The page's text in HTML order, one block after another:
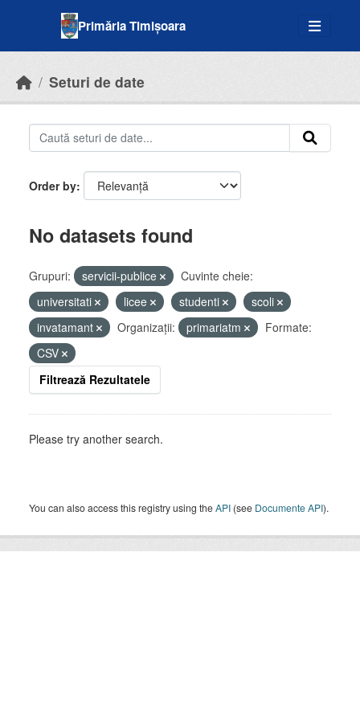
Primăria Timișoara
Seturi de date
Order by
No datasets found
Grupuri: servicii-publice
Cuvinte cheie:
universitati
licee studenti
scoli
invatamant
Organizații: primariatm
Formate:
CSV
Filtrează Rezultatele
Please try another search.
You can also access this registry using theAPI (see Documente API).